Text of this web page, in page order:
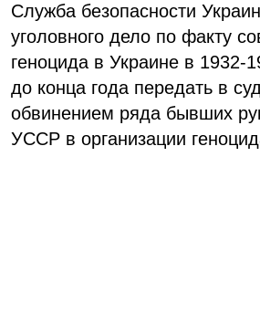
Служба безопасности
уголовного дело по факту
геноцида в Украине в 1932-
до конца года передать в
обвинением ряда бывших
УССР в организации